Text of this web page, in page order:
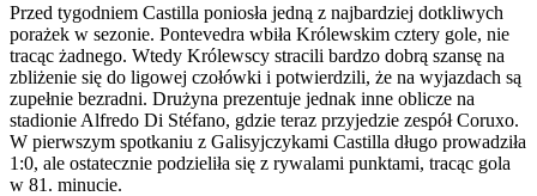
Przed tygodniem Castilla poniosła jedną z najbardziej dotkliwych
porażek w sezonie. Pontevedra wbiła Królewskim cztery gole, nie
tracąc żadnego. Wtedy Królewscy stracili bardzo dobrą szansę na
zbliżenie się do ligowej czołówki i potwierdzili, że na wyjazdach są
zupełnie bezradni. Drużyna prezentuje jednak inne oblicze na
stadionie Alfredo Di Stéfano, gdzie teraz przyjedzie zespół Coruxo.
W pierwszym spotkaniu z Galisyjczykami Castilla długo prowadziła
1:0, ale ostatecznie podzieliła się z rywalami punktami, tracąc gola
w 81. minucie.